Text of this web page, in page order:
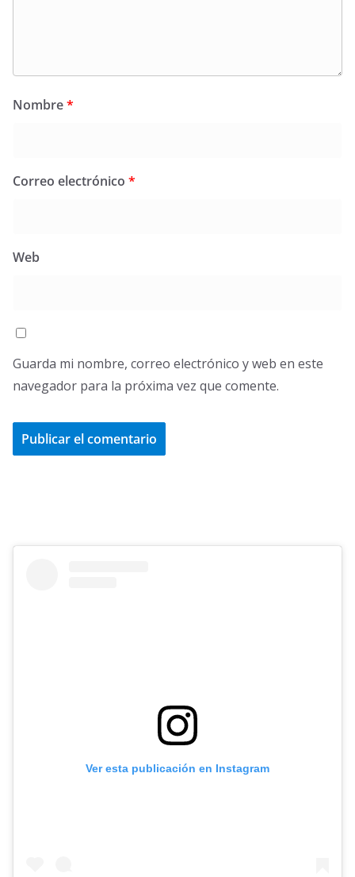
Nombre*
Correo electrónico *
Web
Guarda mi nombre, correo electrónico y web en este
navegador para la próxima vez que comente.
Ver esta publicación en Instagram